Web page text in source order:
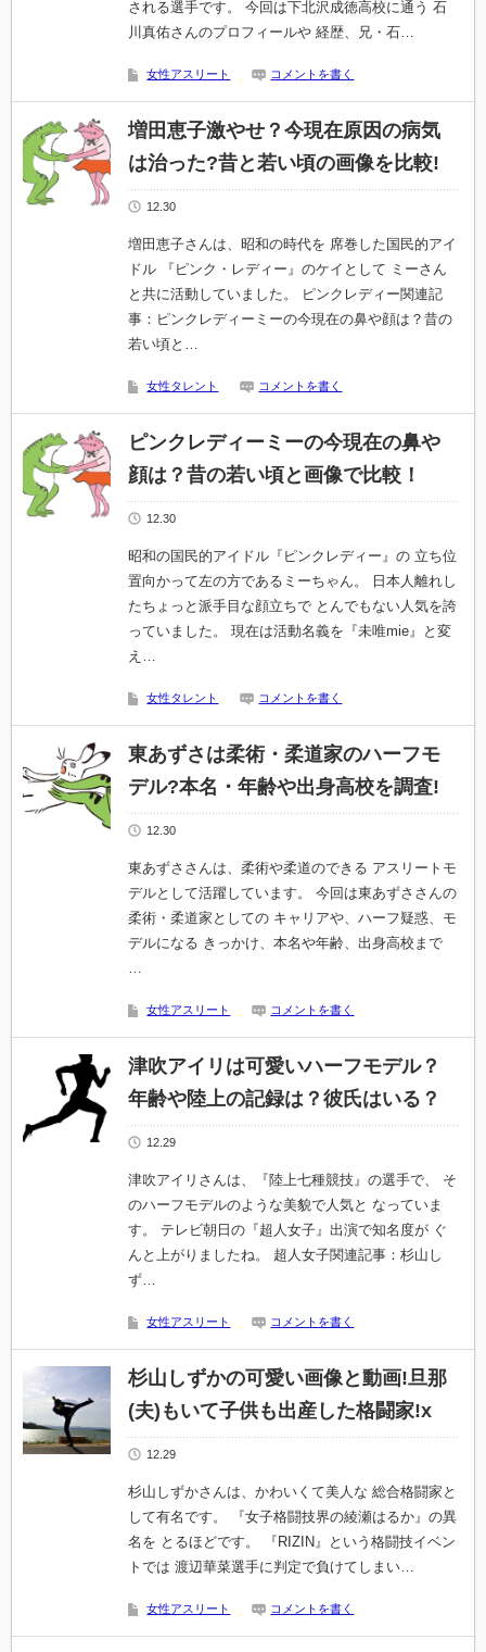
される選手です。 今回は下北沢成徳高校に通う 石
川真佑さんのプロフィールや 経歴、兄・石…
女性アスリート コメントを書く
増田恵子激やせ？今現在原因の病気
は治った?昔と若い頃の画像を比較!
12.30
増田恵子さんは、昭和の時代を 席巻した国民的アイ
ドル 『ピンク・レディー』のケイとして ミーさん
と共に活動していました。 ピンクレディー関連記
事：ピンクレディーミーの今現在の鼻や顔は？昔の
若い頃と…
女性タレント コメントを書く
ピンクレディーミーの今現在の鼻や
顔は？昔の若い頃と画像で比較！
12.30
昭和の国民的アイドル『ピンクレディー』の 立ち位
置向かって左の方であるミーちゃん。 日本人離れし
たちょっと派手目な顔立ちで とんでもない人気を誇
っていました。 現在は活動名義を『未唯mie』と変
え…
女性タレント コメントを書く
東あずさは柔術・柔道家のハーフモ
デル?本名・年齢や出身高校を調査!
12.30
東あずささんは、柔術や柔道のできる アスリートモ
デルとして活躍しています。 今回は東あずささんの
柔術・柔道家としての キャリアや、ハーフ疑惑、モ
デルになる きっかけ、本名や年齢、出身高校まで
…
女性アスリート コメントを書く
津吹アイリは可愛いハーフモデル？
年齢や陸上の記録は？彼氏はいる？
12.29
津吹アイリさんは、『陸上七種競技』の選手で、 そ
のハーフモデルのような美貌で人気と なっていま
す。 テレビ朝日の『超人女子』出演で知名度が ぐ
んと上がりましたね。 超人女子関連記事：杉山し
ず…
女性アスリート コメントを書く
杉山しずかの可愛い画像と動画!旦那
(夫)もいて子供も出産した格闘家!x
12.29
杉山しずかさんは、かわいくて美人な 総合格闘家と
して有名です。 『女子格闘技界の綾瀬はるか』の異
名を とるほどです。 『RIZIN』という格闘技イベン
トでは 渡辺華菜選手に判定で負けてしまい…
女性アスリート コメントを書く